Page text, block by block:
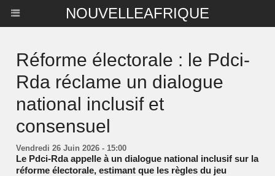
NOUVELLEAFRIQUE
Réforme électorale : le Pdci-
Rda réclame un dialogue
national inclusif et
consensuel
Vendredi 26 Juin 2026 - 15:00
Le Pdci-Rda appelle à un dialogue national inclusif sur la
réforme électorale, estimant que les règles du jeu